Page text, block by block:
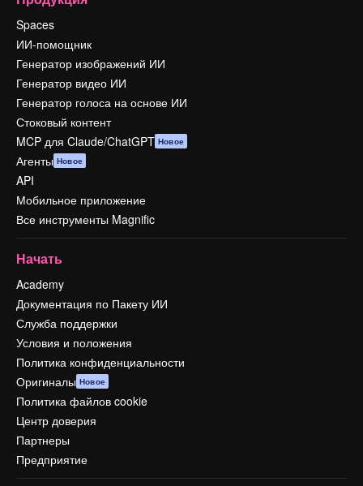
Spaces
ИИ-помощник
Генератор изображений ИИ
Генератор видео ИИ
Генератор голоса на основе ИИ
Стоковый контент
MCP для Claude/ChatGPT Новое
Агенты Новое
API
Мобильное приложение
Все инструменты Magnific
Начать
Academy
Документация по Пакету ИИ
Служба поддержки
Условия и положения
Политика конфиденциальности
Оригиналы Новое
Политика файлов cookie
Центр доверия
Партнеры
Предприятие